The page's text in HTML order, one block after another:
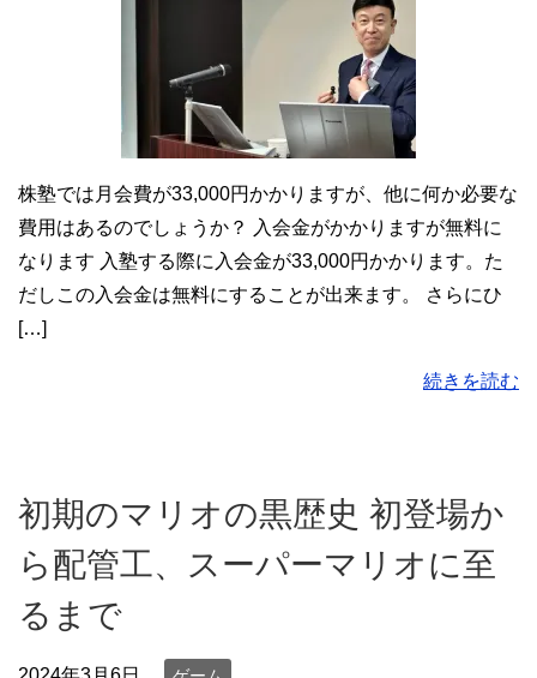
株塾では月会費が33,000円かかりますが、他に何か必要な
費用はあるのでしょうか？ 入会金がかかりますが無料に
なります 入塾する際に入会金が33,000円かかります。た
だしこの入会金は無料にすることが出来ます。 さらにひ
[…]
続きを読む
初期のマリオの黒歴史 初登場か
ら配管工、スーパーマリオに至
るまで